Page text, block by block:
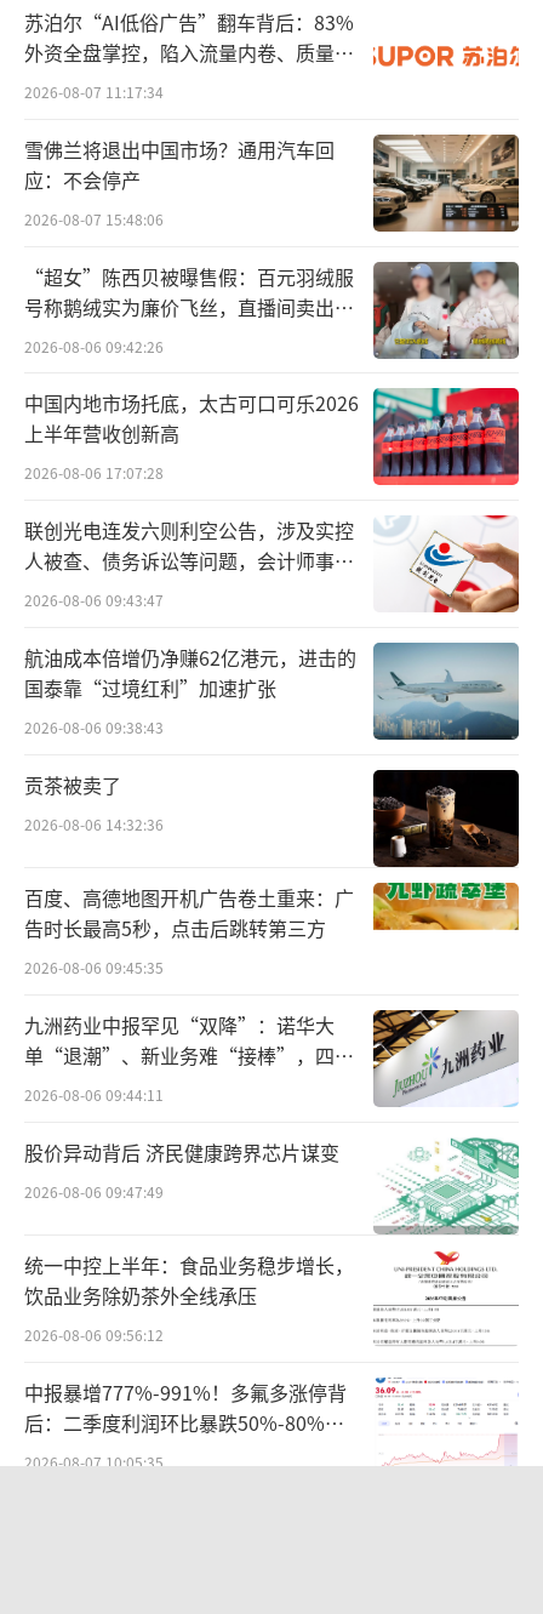
2019年至2025年，科兴制药进入战略转型
期，2020年12月登陆上交所科创板后，其跳出
成熟产品的舒适区，启动“创新+国际化”双引
擎战略，这是其第二次关键抉择。此前，科兴
的增长高度依赖四款老产品，面临集采降价、
产品迭代缓慢、创新能力不足的多重压力，科
创板的资本加持让企业完成技术与商业双重布
局。
技术端，科兴制药搭建起3KX创新技术平
台，涵盖KX-FUSION长效融合、KX-BODY双/
三特异性抗体、K’Exosome外泌体靶向递送
三大核心技术，覆盖分子设计、工艺放大、抗
体发现、靶向递送全流程，为创新药研发筑牢
底层支撑；商业端，同步推进产品引进与海外
拓展双策略，引入Apexelsin（白蛋白紫杉
醇）、类停（英夫利西单抗）两款重磅生物类
似药，快速补齐肿瘤、自身免疫领域的产品短
板，同时将成熟产品加速推向海外市场，开辟
第二增长曲线。
2025年至2026年，科兴制药做出第三次关
键抉择，连续向港交所递表冲击H股上市，以A
+H资本架构打通全球资源对接通道。对科兴制
药而言，创新药研发持续“烧钱”，需要全球
资本提供支撑；核心创新管线瞄准中美双报、
同；海外业务占比已近24%，需要国际化资本
平台匹配全球商业化布局。在三次战略抉择
中，科兴制药逐步完成了从仿创结合制造商向
创新型全球化生物药企的蜕变。
6款产品贡献99.2%收入，海外收入3.66
亿对冲集采压力
招股书显示，2023—2025年，科兴制药营
收分别达到12.59亿元、14.07亿元、15.34亿
元，保持稳健增长态势，而这些营收全部来自4
款自有产品与2款引进产品，2025年这六款产品
贡献了药品业务99.2%的收入，形成“成熟产
苏泊尔“AI低俗广告”翻车背后：83%
外资全盘掌控，陷入流量内卷、质量频
发的负循环
2026-08-07 11:17:34
雪佛兰将退出中国市场？通用汽车回
应：不会停产
2026-08-07 15:48:06
“超女”陈西贝被曝售假：百元羽绒服
号称鹅绒实为廉价飞丝，直播间卖出超
百万元
2026-08-06 09:42:26
中国内地市场托底，太古可口可乐2026
上半年营收创新高
2026-08-06 17:07:28
联创光电连发六则利空公告，涉及实控
人被查、债务诉讼等问题，会计师事务
所曾出具“保留意见”
2026-08-06 09:43:47
航油成本倍增仍净赚62亿港元，进击的
国泰靠“过境红利”加速扩张
2026-08-06 09:38:43
贡茶被卖了
2026-08-06 14:32:36
百度、高德地图开机广告卷土重来：广
告时长最高5秒，点击后跳转第三方
2026-08-06 09:45:35
九洲药业中报罕见“双降”：诺华大
单“退潮”、新业务难“接棒”，四大
难关待闯
2026-08-06 09:44:11
股价异动背后 济民健康跨界芯片谋变
2026-08-06 09:47:49
统一中控上半年：食品业务稳步增长，
饮品业务除奶茶外全线承压
2026-08-06 09:56:12
中报暴增777%-991%！多氟多涨停背
后：二季度利润环比暴跌50%-80%，
是黄金坑还是陷阱？
2026-08-07 10:05:35